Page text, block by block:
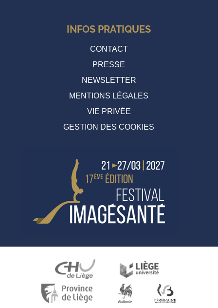
INFOS PRATIQUES
CONTACT
PRESSE
NEWSLETTER
MENTIONS LÉGALES
VIE PRIVÉE
GESTION DES COOKIES